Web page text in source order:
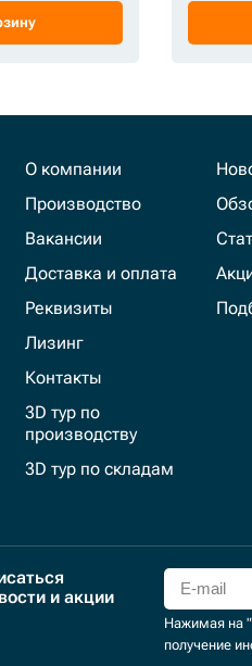
О компании
Производство
Вакансии
Доставка и оплата
Реквизиты
Лизинг
Контакты
3D тур по
производству
3D тур по складам
и акции
Нажимая на
получение